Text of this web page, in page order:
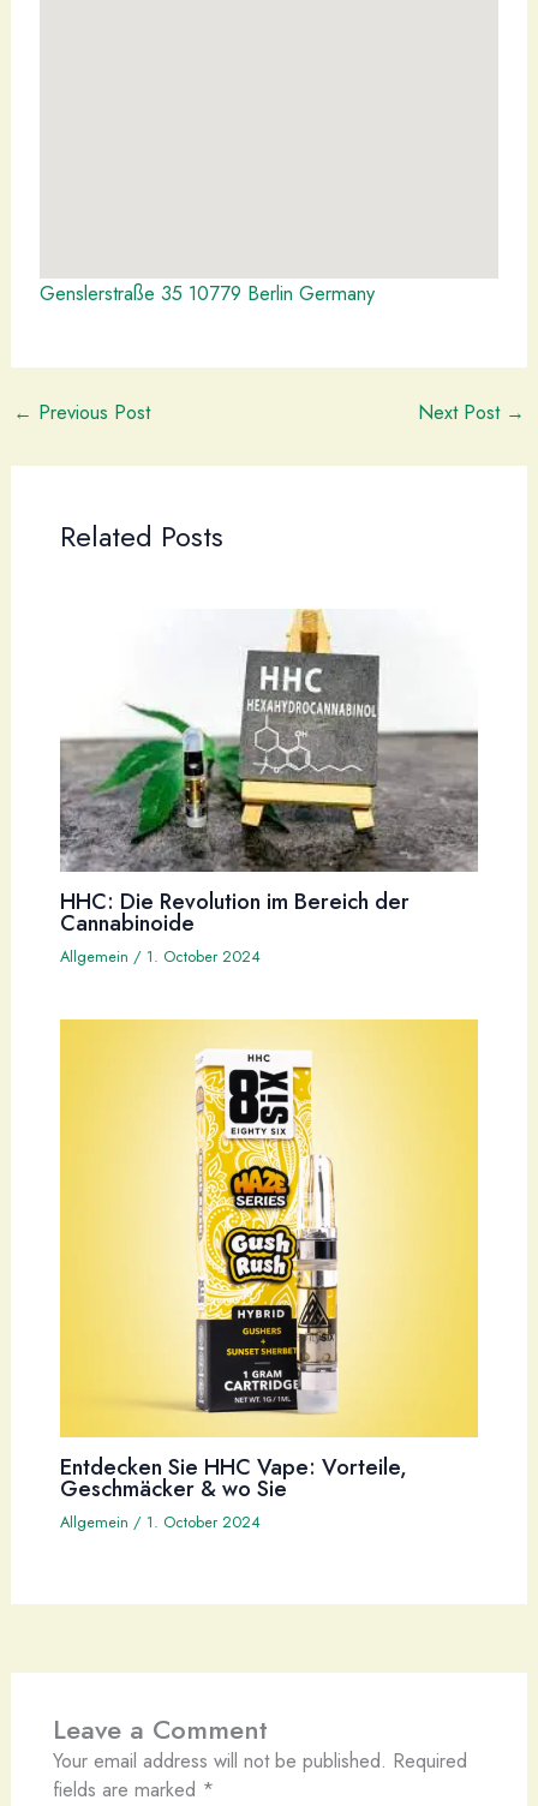
Genslerstraße 35 10779 Berlin Germany
← Previous Post Next Post →
Related Posts
HHC: Die Revolution im Bereich der
Cannabinoide
Allgemein / 1. October 2024
Entdecken Sie HHC Vape: Vorteile,
Geschmäcker & wo Sie
Allgemein / 1. October 2024
Leave a Comment
Your email address will not be published. Required
fields are marked *